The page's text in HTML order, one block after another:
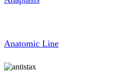
Anatomic Line